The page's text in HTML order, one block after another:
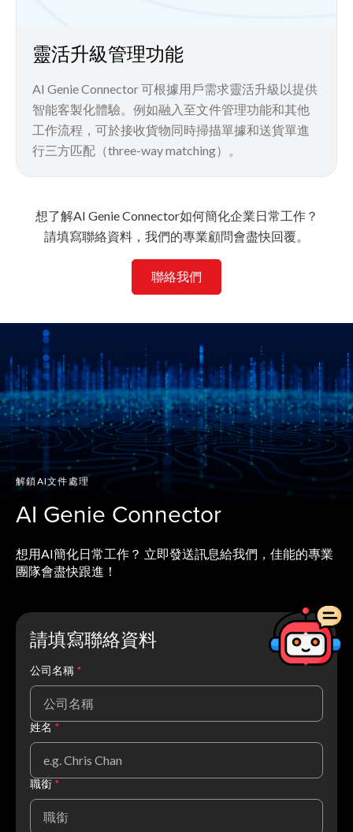
靈活升級管理功能
AI Genie Connector 可根據用戶需求靈活升級以提供
智能客製化體驗。例如融入至文件管理功能和其他
工作流程，可於接收貨物同時掃描單據和送貨單進
行三方匹配（three-way matching）。
想了解AI Genie Connector如何簡化企業日常工作？
請填寫聯絡資料，我們的專業顧問會盡快回覆。
聯絡我們
解鎖AI文件處理
AI Genie Connector
想用AI簡化日常工作？ 立即發送訊息給我們，佳能的專業
團隊會盡快跟進！
請填寫聯絡資料
公司名稱 *
姓名 *
職銜 *